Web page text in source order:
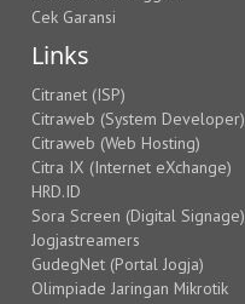
Cek Garansi
Links
Citranet (ISP)
Citraweb (System Developer)
Citraweb (Web Hosting)
Citra IX (Internet eXchange)
HRD.ID
Sora Screen (Digital Signage)
Jogjastreamers
GudegNet (Portal Jogja)
Olimpiade Jaringan Mikrotik